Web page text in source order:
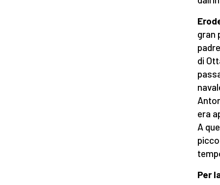
gran
di
era
A
Per